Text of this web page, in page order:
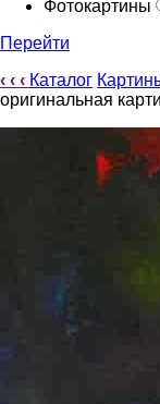
Фотокартины
Перейти
‹ ‹ ‹ Каталог
оригинальная